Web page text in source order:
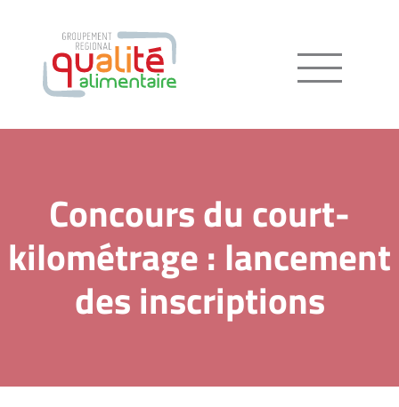
Menu
Concours du court-
kilométrage : lancement
des inscriptions